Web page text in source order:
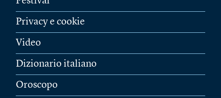
Privacy e cookie
Video
Dizionario italiano
Oroscopo